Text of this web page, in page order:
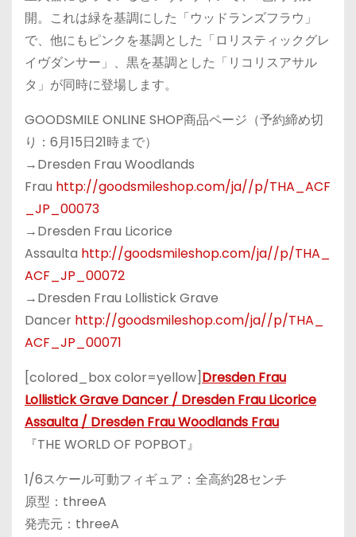
開。これは緑を基調にした「ウッドランズフラウ」
で、他にもピンクを基調とした「ロリスティックグレ
イヴダンサー」、黒を基調とした「リコリスアサル
タ」が同時に登場します。
GOODSMILE ONLINE SHOP商品ページ（予約締め切
り：6月15日21時まで）
→Dresden Frau Woodlands
Frau http://goodsmileshop.com/ja//p/THA_ACF
_JP_00073
→Dresden Frau Licorice
Assaulta http://goodsmileshop.com/ja//p/THA_
ACF_JP_00072
→Dresden Frau Lollistick Grave
Dancer http://goodsmileshop.com/ja//p/THA_
ACF_JP_00071
[colored_box color=yellow]Dresden Frau
Lollistick Grave Dancer / Dresden Frau Licorice
Assaulta / Dresden Frau Woodlands Frau
『THE WORLD OF POPBOT』
1/6スケール可動フィギュア：全高約28センチ
原型：threeA
発売元：threeA